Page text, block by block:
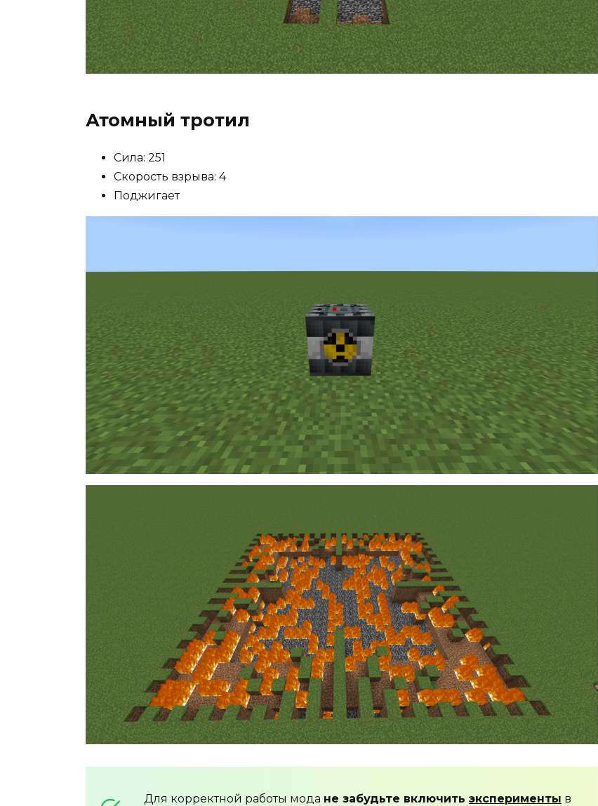
Атомный тротил
Сила: 251
Скорость взрыва: 4
Поджигает
Для корректной работы мода не забудьте включить эксперименты в